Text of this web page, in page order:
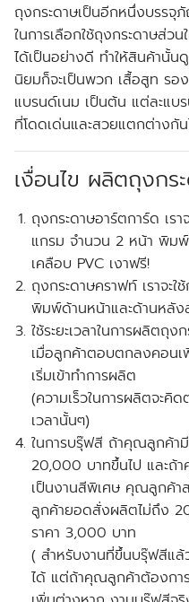
ถุงกระดาษเป็นอีกหนึ่งบรรจุ
ในการเลือกใช้ถุงกระดาษส่ว
ได้เป็นอย่างดี ทำให้สินค้านั้น
นิยมก็จะเป็นพวก เสื้อสูท รอ
แบรนด์เนม เป็นต้น แต่ละแบ
ที่โดดเด่นและสวยแตกต่างกัน
เงื่อนไข ผลิตถุงกร
ถุงกระดาษอาร์ตการ์ด เร
แกรม จำนวน 2 หน้า พิม
เคลือบ PVC เงาฟรี!
ถุงกระดาษคราฟท์ เราจะ
พิมพ์ด้านหน้าและด้านหลั
ใช้ระยะเวลาในการผลิตถุ
เมื่อลูกค้าตอบตกลงคอนเ
เริ่มเข้าทำการผลิต
(ความเร็วในการผลิตจะคิ
เวลานั้นๆ)
ในการบรุ๊ฟสี ถ้าคุณลูกค้า
20,000 บาทขึ้นไป และถ้
เป็นงานสีพิเศษ คุณลูกค้า
ลูกค้ายอดสั่งผลิตไม่ถึง
ราคา 3,000 บาท
( สำหรับงานที่ขึ้นบรุ๊ฟสีแล้
ได้ แต่ถ้าคุณลูกค้าต้องกา